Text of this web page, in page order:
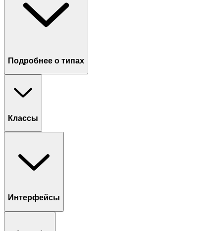
Подробнее о типах
Классы
Интерфейсы